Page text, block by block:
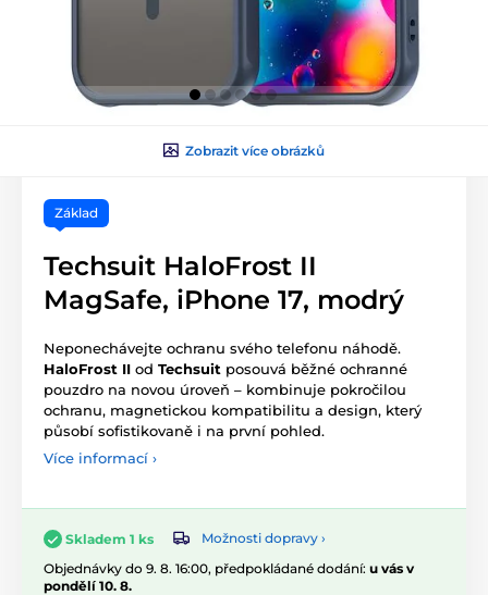
Zobrazit více obrázků
Základ
Techsuit HaloFrost II
MagSafe, iPhone 17, modrý
Neponechávejte ochranu svého telefonu náhodě.
HaloFrost II od Techsuit posouvá běžné ochranné
pouzdro na novou úroveň – kombinuje pokročilou
ochranu, magnetickou kompatibilitu a design, který
působí sofistikovaně i na první pohled.
Více informací ›
Skladem 1 ks
Možnosti dopravy ›
Objednávky do 9. 8. 16:00, předpokládané dodání: u vás v
pondělí 10. 8.